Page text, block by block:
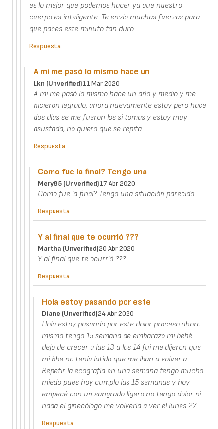
es lo mejor que podemos hacer ya que nuestro
cuerpo es inteligente. Te envio muchas fuerzas para
que paces este minuto tan duro.
Respuesta
A mi me pasó lo mismo hace un
Lkn (unverified)11 Mar 2020
A mi me pasó lo mismo hace un año y medio y me
hicieron legrado, ahora nuevamente estoy pero hace
dos dias se me fueron los si tomas y estoy muy
asustada, no quiero que se repita.
Respuesta
Como fue la final? Tengo una
Mery85 (unverified)17 Abr 2020
Como fue la final? Tengo una situación parecido
Respuesta
Y al final que te ocurrió ???
Martha (unverified)20 Abr 2020
Y al final que te ocurrió ???
Respuesta
Hola estoy pasando por este
Diane (unverified)24 Abr 2020
Hola estoy pasando por este dolor proceso ahora
mismo tengo 15 semana de embarazo mi bebé
dejo de crecer a las 13 a las 14 fui me dijeron que
mi bbe no tenía latido que me iban a volver a
Repetir la ecografía en una semana tengo mucho
miedo pues hoy cumplo las 15 semanas y hoy
empecé con un sangrado ligero no tengo dolor ni
nada el ginecólogo me volvería a ver el lunes 27
Respuesta